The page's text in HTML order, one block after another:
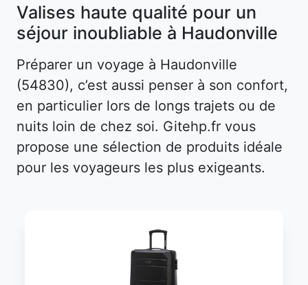
Valises haute qualité pour un
séjour inoubliable à Haudonville
Préparer un voyage à Haudonville
(54830), c’est aussi penser à son confort,
en particulier lors de longs trajets ou de
nuits loin de chez soi. Gitehp.fr vous
propose une sélection de produits idéale
pour les voyageurs les plus exigeants.